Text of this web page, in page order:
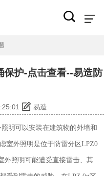
保护-点击查看--易造防
易造
照明可以安装在建筑物的外墙和
室外照明是位于防雷分区LPZ0
外照明可能遭受直接雷击、其